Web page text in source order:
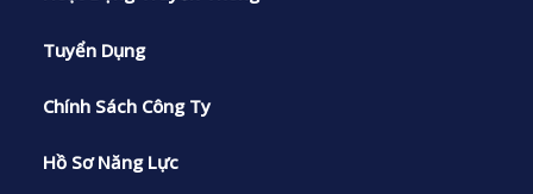
Tuyển Dụng
Chính Sách Công Ty
Hồ Sơ Năng Lực